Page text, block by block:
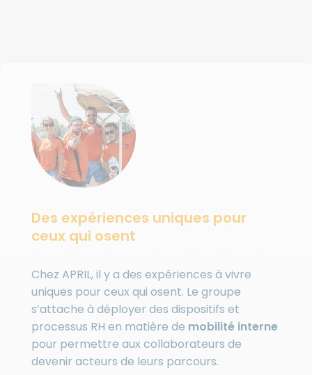
Des expériences uniques pour
ceux qui osent
Chez APRIL, il y a des expériences à vivre
uniques pour ceux qui osent. Le groupe
s’attache à déployer des dispositifs et
processus RH en matière de mobilité interne
pour permettre aux collaborateurs de
devenir acteurs de leurs parcours.